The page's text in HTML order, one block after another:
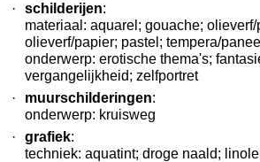
·
schilderijen:
materiaal: aquarel; gouache; olieverf/
olieverf/papier; pastel; tempera/paneel
onderwerp: erotische thema's;
vergangelijkheid; zelfportret
·
muurschilderingen:
onderwerp: kruisweg
·
grafiek:
techniek: aquatint; droge naald;